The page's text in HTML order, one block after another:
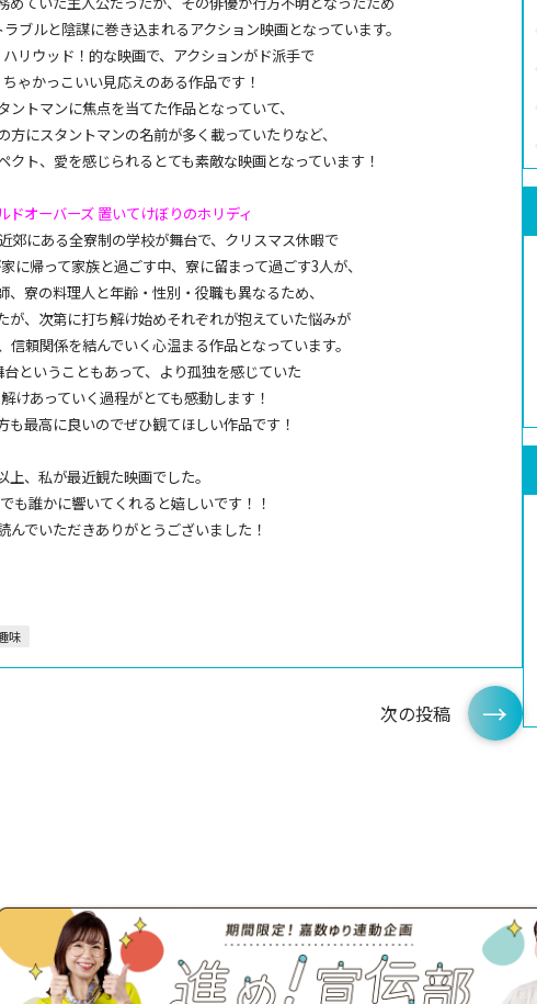
ブルと陰謀に巻き込まれるアクション映画となっています。
リウッド！的な映画で、アクションがド派手で
ゃかっこいい見応えのある作品です！
ントマンに焦点を当てた作品となっていて、
方にスタントマンの名前が多く載っていたりなど、
クト、愛を感じられるとても素敵な映画となっています！
オーバーズ 置いてけぼりのホリディ
郊にある全寮制の学校が舞台で、クリスマス休暇で
に帰って家族と過ごす中、寮に留まって過ごす3人が、
、寮の料理人と年齢・性別・役職も異なるため、
が、次第に打ち解け始めそれぞれが抱えていた悩みが
信頼関係を結んでいく心温まる作品となっています。
ということもあって、より孤独を感じていた
けあっていく過程がとても感動します！
も最高に良いのでぜひ観てほしい作品です！
上、私が最近観た映画でした。
も誰かに響いてくれると嬉しいです！！
んでいただきありがとうございました！
味
次の投稿